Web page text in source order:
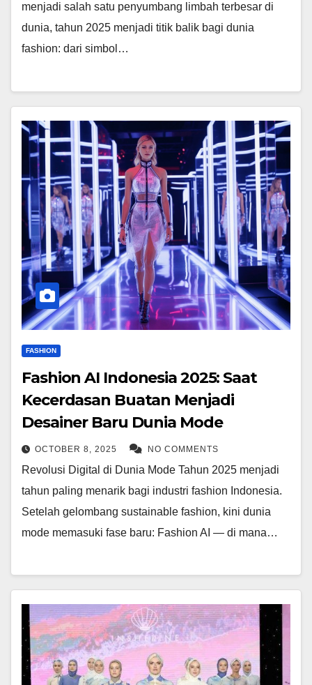
menjadi salah satu penyumbang limbah terbesar di
dunia, tahun 2025 menjadi titik balik bagi dunia
fashion: dari simbol…
FASHION
Fashion AI Indonesia 2025: Saat
Kecerdasan Buatan Menjadi
Desainer Baru Dunia Mode
OCTOBER 8, 2025 NO COMMENTS
Revolusi Digital di Dunia Mode Tahun 2025 menjadi
tahun paling menarik bagi industri fashion Indonesia.
Setelah gelombang sustainable fashion, kini dunia
mode memasuki fase baru: Fashion AI — di mana…